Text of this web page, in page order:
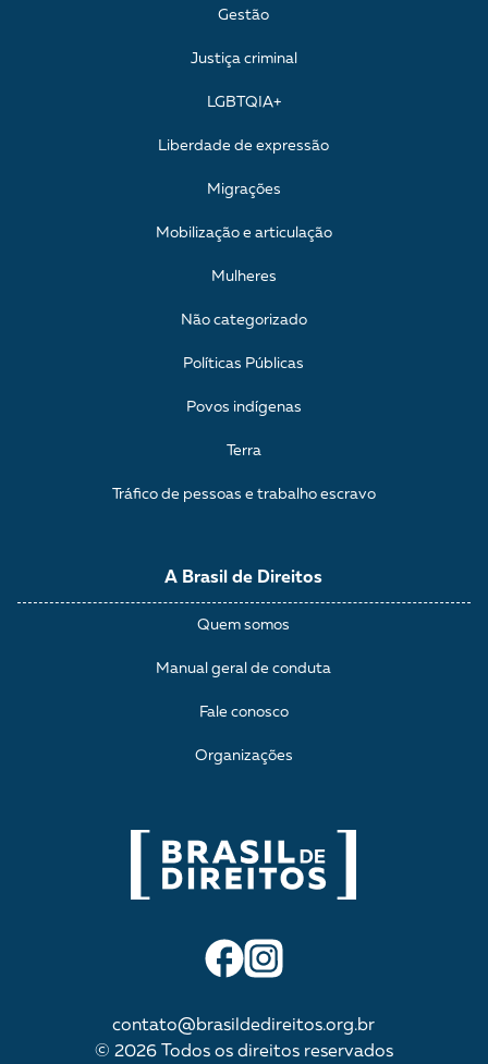
contato@brasildedireitos.org.br
© 2026 Todos os direitos reservados
A Brasil de Direitos
Quem somos
Manual geral de conduta
Fale conosco
Organizações
Gestão
Justiça criminal
LGBTQIA+
Liberdade de expressão
Migrações
Mobilização e articulação
Mulheres
Não categorizado
Políticas Públicas
Povos indígenas
Terra
Tráfico de pessoas e trabalho escravo